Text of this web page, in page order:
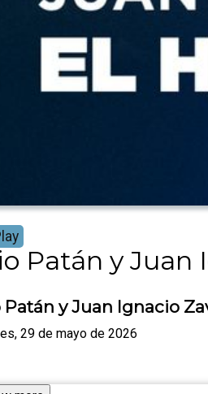
Patán y Juan
y Juan Ignacio
29 de mayo de 2026